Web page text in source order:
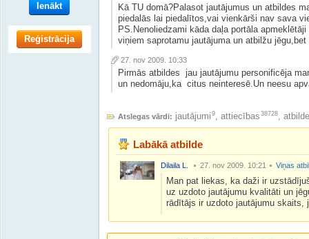
Kā TU domā?Palasot jautājumus un atbildes
piedalās lai piedalītos,vai vienkārši nav sava
PS.Nenoliedzami kāda daļa portāla
viņiem saprotamu jautājuma un atbilžu
27. nov 2009. 10:33
Pirmās atbildes jau jautājumu personificēja
un nedomāju,ka citus neinteresē.Un neesu
Atslegas vārdi: jautājumi 9, attiecības 38728,
Labākā atbilde
Dilaila L. 27. nov 2009. 10:21 Viņas
Man pat liekas, ka daži ir
uz uzdoto jautājumu kvalitāti un
rādītājs ir uzdoto jautājumu skaits,
Ienākt
Reģistrācija